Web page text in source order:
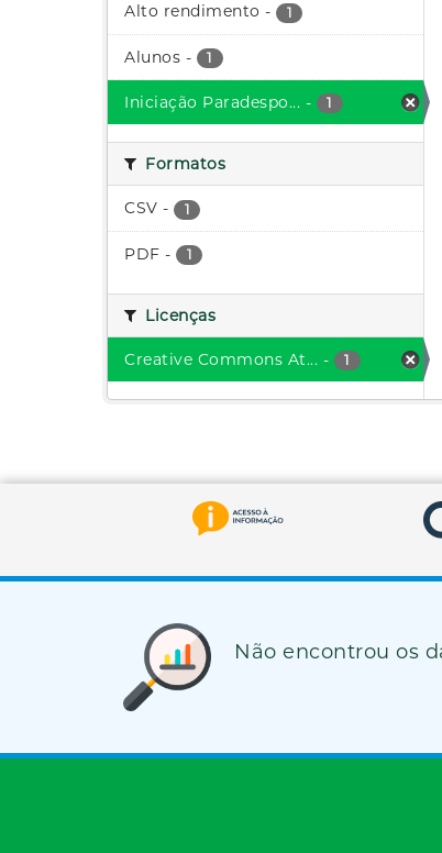
Alto rendimento - 1
Alunos - 1
Iniciação Paradespo... - 1
Formatos
CSV - 1
PDF - 1
Licenças
Creative Commons At... - 1
Não encontrou os